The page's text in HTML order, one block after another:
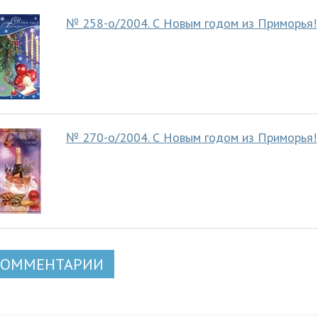
№ 258-о/2004. С Новым годом из Приморья!
№ 270-о/2004. С Новым годом из Приморья!